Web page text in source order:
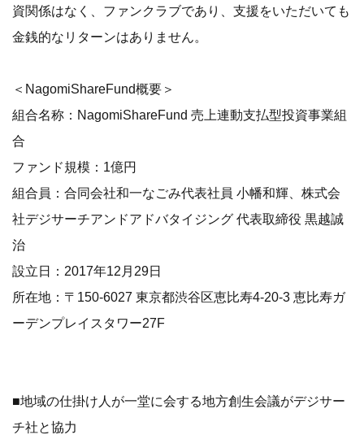
資関係はなく、ファンクラブであり、支援をいただいても
金銭的なリターンはありません。
＜NagomiShareFund概要＞
組合名称：NagomiShareFund 売上連動支払型投資事業組
合
ファンド規模：1億円
組合員：合同会社和一なごみ代表社員 小幡和輝、株式会
社デジサーチアンドアドバタイジング 代表取締役 黒越誠
治
設立日：2017年12月29日
所在地：〒150-6027 東京都渋谷区恵比寿4-20-3 恵比寿ガ
ーデンプレイスタワー27F
■地域の仕掛け人が一堂に会する地方創生会議がデジサー
チ社と協力